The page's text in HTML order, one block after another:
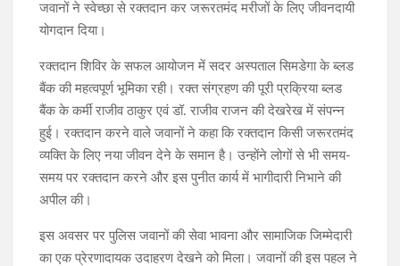
जवानों ने स्वेच्छा से रक्तदान कर जरूरतमंद मरीजों के लिए जीवनदायी
योगदान दिया।
रक्तदान शिविर के सफल आयोजन में सदर अस्पताल सिमडेगा के ब्लड
बैंक की महत्वपूर्ण भूमिका रही। रक्त संग्रहण की पूरी प्रक्रिया ब्लड
बैंक के कर्मी राजीव ठाकुर एवं डॉ. राजीव राजन की देखरेख में संपन्न
हुई। रक्तदान करने वाले जवानों ने कहा कि रक्तदान किसी जरूरतमंद
व्यक्ति के लिए नया जीवन देने के समान है। उन्होंने लोगों से भी समय-
समय पर रक्तदान करने और इस पुनीत कार्य में भागीदारी निभाने की
अपील की।
इस अवसर पर पुलिस जवानों की सेवा भावना और सामाजिक जिम्मेदारी
का एक प्रेरणादायक उदाहरण देखने को मिला। जवानों की इस पहल ने